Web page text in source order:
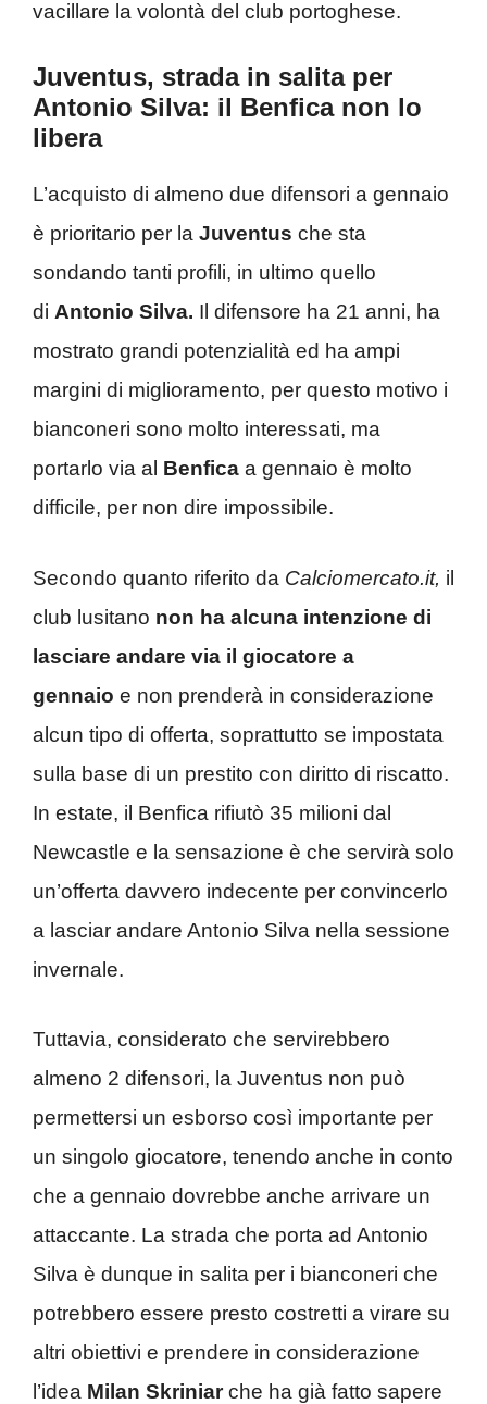
vacillare la volontà del club portoghese.
Juventus, strada in salita per
Antonio Silva: il Benfica non lo
libera
L’acquisto di almeno due difensori a gennaio
è prioritario per la Juventus che sta
sondando tanti profili, in ultimo quello
di Antonio Silva. Il difensore ha 21 anni, ha
mostrato grandi potenzialità ed ha ampi
margini di miglioramento, per questo motivo i
bianconeri sono molto interessati, ma
portarlo via al Benfica a gennaio è molto
difficile, per non dire impossibile.
Secondo quanto riferito da Calciomercato.it, il
club lusitano non ha alcuna intenzione di
lasciare andare via il giocatore a
gennaio e non prenderà in considerazione
alcun tipo di offerta, soprattutto se impostata
sulla base di un prestito con diritto di riscatto.
In estate, il Benfica rifiutò 35 milioni dal
Newcastle e la sensazione è che servirà solo
un’offerta davvero indecente per convincerlo
a lasciar andare Antonio Silva nella sessione
invernale.
Tuttavia, considerato che servirebbero
almeno 2 difensori, la Juventus non può
permettersi un esborso così importante per
un singolo giocatore, tenendo anche in conto
che a gennaio dovrebbe anche arrivare un
attaccante. La strada che porta ad Antonio
Silva è dunque in salita per i bianconeri che
potrebbero essere presto costretti a virare su
altri obiettivi e prendere in considerazione
l’idea Milan Skriniarche ha già fatto sapere